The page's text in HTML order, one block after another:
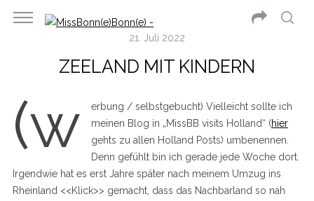
21. Juli 2022
ZEELAND MIT KINDERN
(w
erbung / selbstgebucht) Vielleicht sollte ich
meinen Blog in „MissBB visits Holland“ (hier
gehts zu allen Holland Posts) umbenennen.
Denn gefühlt bin ich gerade jede Woche dort.
Irgendwie hat es erst Jahre später nach meinem Umzug ins
Rheinland <<Klick>> gemacht, dass das Nachbarland so nah